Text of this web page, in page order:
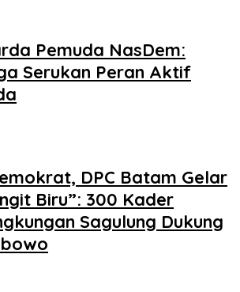
Pemuda NasDem:
Serukan Peran Aktif
DPC Batam Gelar
Biru”: 300 Kader
Sagulung Dukung